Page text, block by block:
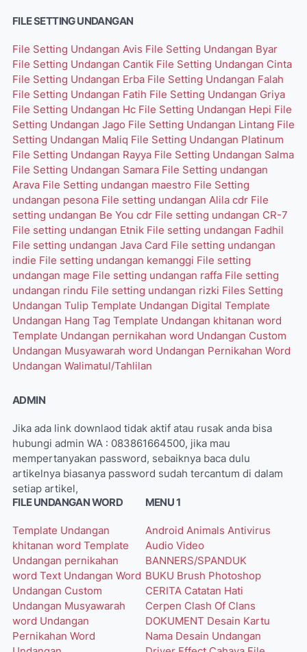
FILE SETTING UNDANGAN
File Setting Undangan Avis File Setting Undangan Byar
File Setting Undangan Cantik File Setting Undangan Cinta
File Setting Undangan Erba File Setting Undangan Falah
File Setting Undangan Fatih File Setting Undangan Griya
File Setting Undangan Hc File Setting Undangan Hepi File
Setting Undangan Jago File Setting Undangan Lintang File
Setting Undangan Maliq File Setting Undangan Platinum
File Setting Undangan Rayya File Setting Undangan Salma
File Setting Undangan Samara File Setting undangan
Arava File Setting undangan maestro File Setting
undangan pesona File setting undangan Alila cdr File
setting undangan Be You cdr File setting undangan CR-7
File setting undangan Etnik File setting undangan Fadhil
File setting undangan Java Card File setting undangan
indie File setting undangan kemanggi File setting
undangan mage File setting undangan raffa File setting
undangan rindu File setting undangan rizki Files Setting
Undangan Tulip Template Undangan Digital Template
Undangan Hang Tag Template Undangan khitanan word
Template Undangan pernikahan word Undangan Custom
Undangan Musyawarah word Undangan Pernikahan Word
Undangan Walimatul/Tahlilan
ADMIN
Jika ada link downlaod tidak aktif atau rusak anda bisa
hubungi admin WA : 083861664500, jika mau
mempertanyakan password, sebaiknya baca dulu
artikelnya biasanya password sudah tercantum di dalam
setiap artikel,
FILE UNDANGAN WORD
Template Undangan
khitanan word Template
Undangan pernikahan
word Text Undangan Word
Undangan Custom
Undangan Musyawarah
word Undangan
Pernikahan Word
MENU 1
Android Animals Antivirus
Audio Video
BANNERS/SPANDUK
BUKU Brush Photoshop
CERITA Catatan Hati
Cerpen Clash Of Clans
DOKUMENT Desain Kartu
Nama Desain Undangan